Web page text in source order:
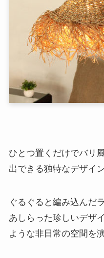
ひとつ置くだけでバリ
出できる独特なデザイ
ぐるぐると編み込んだ
あしらった珍しいデザ
ような非日常の空間を